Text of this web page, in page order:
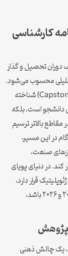
کارشناسی
دوران تحصیل و گذار
محسوب می‌شود.
این پروژه که به عنوان “سنگ‌بنای پژوهش” (Capstone Project) شناخته
دانشجو است، بلکه
بالاتر ترسیم
در این مسیر،
صنعت،
کند. در دنیای پویای
قرار دارد،
انتخاب عنوانی که همگام با روندهای جهانی سال‌های ۲۰۲۵ و ۲۰۲۶ باشد،
پژوهش
یک چالش ذهنی